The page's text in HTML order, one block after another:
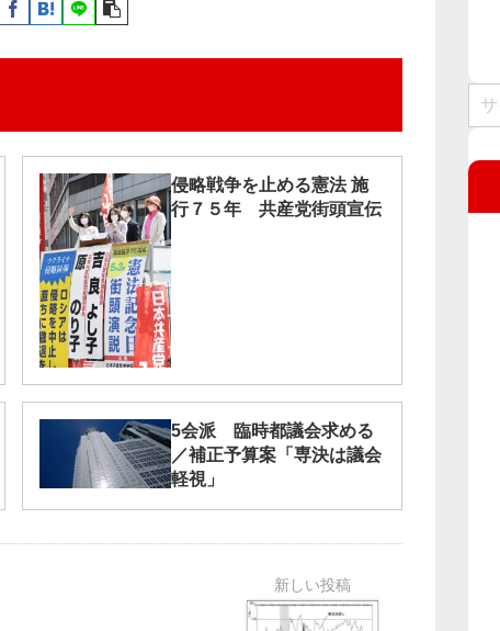
侵略戦争を止める憲法 施
行７５年 共産党街頭宣伝
5会派 臨時都議会求める
／補正予算案「専決は議会
軽視」